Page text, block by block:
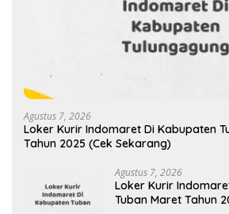
Agustus 7, 2026
Loker Kurir Indomaret Di Kabupaten
Tahun 2025 (Cek Sekarang)
Agustus 7, 2026
Loker Kurir
Tuban Maret Tahun